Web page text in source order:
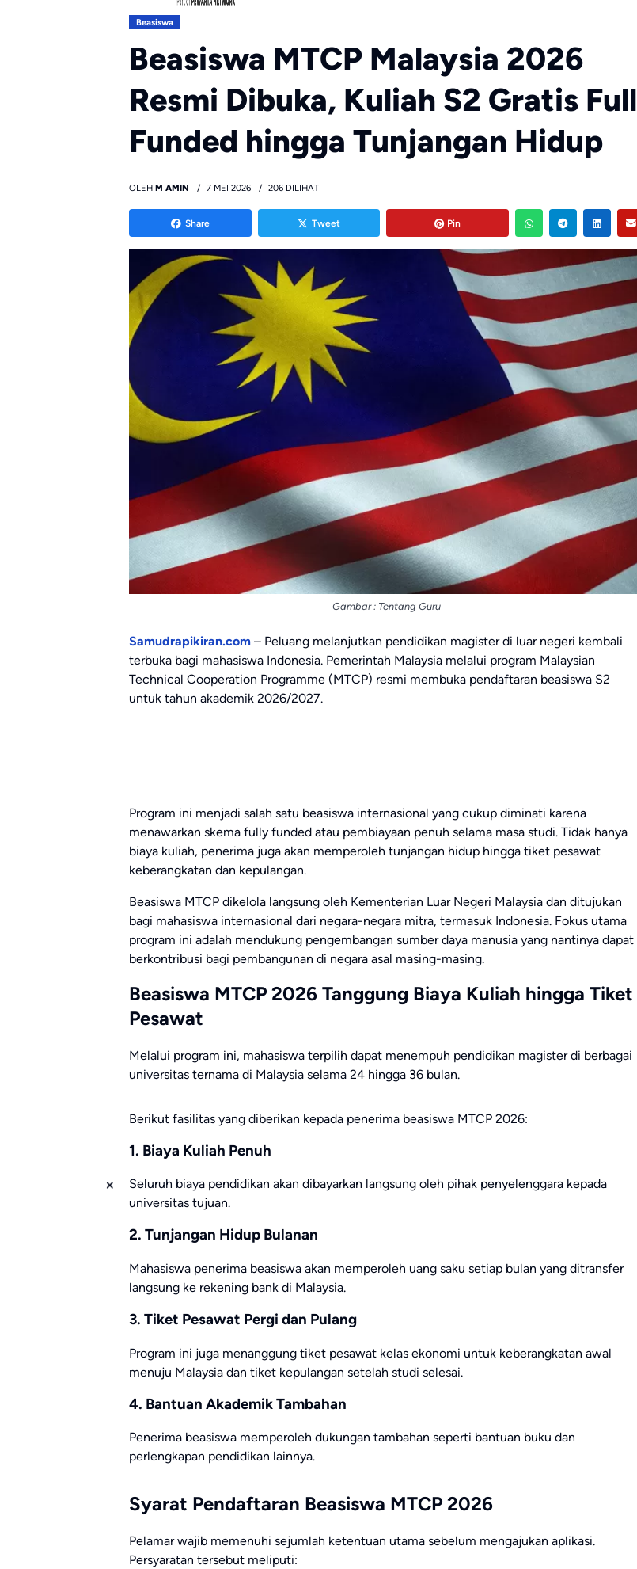
Beasiswa
Beasiswa MTCP Malaysia 2026
Resmi Dibuka, Kuliah S2 Gratis Full
Funded hingga Tunjangan Hidup
OLEH M AMIN 7 MEI 2026 206 DILIHAT
Share Tweet Pin
Gambar : Tentang Guru
Samudrapikiran.com – Peluang melanjutkan pendidikan magister di luar negeri kembali
terbuka bagi mahasiswa Indonesia. Pemerintah Malaysia melalui program Malaysian
Technical Cooperation Programme (MTCP) resmi membuka pendaftaran beasiswa S2
untuk tahun akademik 2026/2027.
Program ini menjadi salah satu beasiswa internasional yang cukup diminati karena
menawarkan skema fully funded atau pembiayaan penuh selama masa studi. Tidak hanya
biaya kuliah, penerima juga akan memperoleh tunjangan hidup hingga tiket pesawat
keberangkatan dan kepulangan.
Beasiswa MTCP dikelola langsung oleh Kementerian Luar Negeri Malaysia dan ditujukan
bagi mahasiswa internasional dari negara-negara mitra, termasuk Indonesia. Fokus utama
program ini adalah mendukung pengembangan sumber daya manusia yang nantinya dapat
berkontribusi bagi pembangunan di negara asal masing-masing.
Beasiswa MTCP 2026 Tanggung Biaya Kuliah hingga Tiket
Pesawat
Melalui program ini, mahasiswa terpilih dapat menempuh pendidikan magister di berbagai
universitas ternama di Malaysia selama 24 hingga 36 bulan.
Berikut fasilitas yang diberikan kepada penerima beasiswa MTCP 2026:
1. Biaya Kuliah Penuh
Seluruh biaya pendidikan akan dibayarkan langsung oleh pihak penyelenggara kepada
universitas tujuan.
2. Tunjangan Hidup Bulanan
Mahasiswa penerima beasiswa akan memperoleh uang saku setiap bulan yang ditransfer
langsung ke rekening bank di Malaysia.
3. Tiket Pesawat Pergi dan Pulang
Program ini juga menanggung tiket pesawat kelas ekonomi untuk keberangkatan awal
menuju Malaysia dan tiket kepulangan setelah studi selesai.
4. Bantuan Akademik Tambahan
Penerima beasiswa memperoleh dukungan tambahan seperti bantuan buku dan
perlengkapan pendidikan lainnya.
Syarat Pendaftaran Beasiswa MTCP 2026
Pelamar wajib memenuhi sejumlah ketentuan utama sebelum mengajukan aplikasi.
Persyaratan tersebut meliputi: